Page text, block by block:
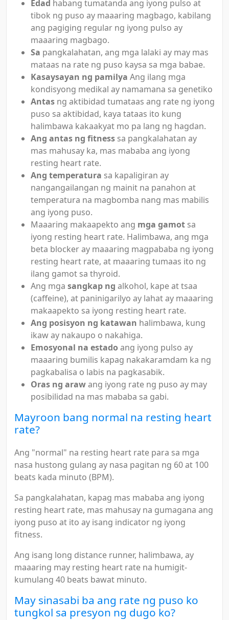
Edad habang tumatanda ang iyong pulso at
tibok ng puso ay maaaring magbago, kabilang
ang pagiging regular ng iyong pulso ay
maaaring magbago.
Sa pangkalahatan, ang mga lalaki ay may mas
mataas na rate ng puso kaysa sa mga babae.
Kasaysayan ng pamilya Ang ilang mga
kondisyong medikal ay namamana sa genetiko
Antas ng aktibidad tumataas ang rate ng iyong
puso sa aktibidad, kaya tataas ito kung
halimbawa kakaakyat mo pa lang ng hagdan.
Ang antas ng fitness sa pangkalahatan ay
mas mahusay ka, mas mababa ang iyong
resting heart rate.
Ang temperatura sa kapaligiran ay
nangangailangan ng mainit na panahon at
temperatura na magbomba nang mas mabilis
ang iyong puso.
Maaaring makaapekto ang mga gamot sa
iyong resting heart rate. Halimbawa, ang mga
beta blocker ay maaaring magpababa ng iyong
resting heart rate, at maaaring tumaas ito ng
ilang gamot sa thyroid.
Ang mga sangkap ng alkohol, kape at tsaa
(caffeine), at paninigarilyo ay lahat ay maaaring
makaapekto sa iyong resting heart rate.
Ang posisyon ng katawan halimbawa, kung
ikaw ay nakaupo o nakahiga.
Emosyonal na estado ang iyong pulso ay
maaaring bumilis kapag nakakaramdam ka ng
pagkabalisa o labis na pagkasabik.
Oras ng arawang iyong rate ng puso ay may
posibilidad na mas mababa sa gabi.
Mayroon bang normal na resting heart
rate?
Ang "normal" na resting heart rate para sa mga
nasa hustong gulang ay nasa pagitan ng 60 at 100
beats kada minuto (BPM).
Sa pangkalahatan, kapag mas mababa ang iyong
resting heart rate, mas mahusay na gumagana ang
iyong puso at ito ay isang indicator ng iyong
fitness.
Ang isang long distance runner, halimbawa, ay
maaaring may resting heart rate na humigit-
kumulang 40 beats bawat minuto.
May sinasabi ba ang rate ng puso ko
tungkol sa presyon ng dugo ko?